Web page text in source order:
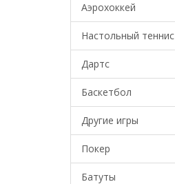
Аэрохоккей
Настольный теннис
Дартс
Баскетбол
Другие игры
Покер
Батуты